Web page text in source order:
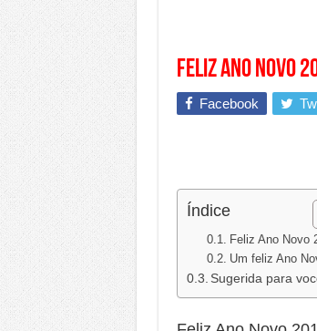
Mais da
Comércio
De
Tomada
Qualidade
Feliz Ano Novo
Facebook
Índice
Feliz Ano Novo
Um feliz Ano
Sugerida para